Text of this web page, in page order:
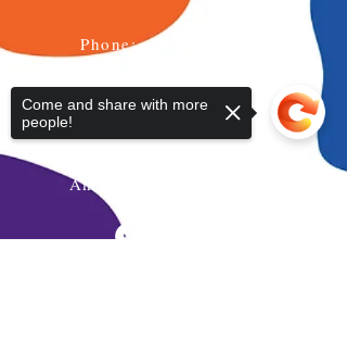
Phone:+96264622133
Email:info@daralmuna.se
Amman-Jabal Al Hussein
Come and share with more
people!